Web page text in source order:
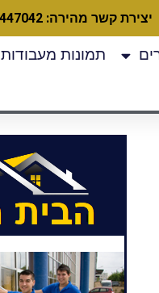
יצירת קשר מהירה: 054-9447042
תמונות מעבודות